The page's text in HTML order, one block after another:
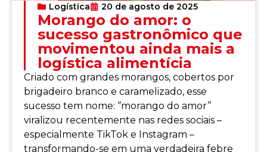
Logística 20 de agosto de 2025
Morango do amor: o
sucesso gastronômico que
movimentou ainda mais a
logística alimentícia
Criado com grandes morangos, cobertos por
brigadeiro branco e caramelizado, esse
sucesso tem nome: ‘’morango do amor’’
viralizou recentemente nas redes sociais –
especialmente TikTok e Instagram –
transformando-se em uma verdadeira febre